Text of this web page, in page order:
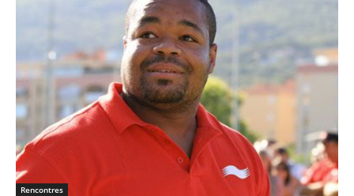
Rencontres